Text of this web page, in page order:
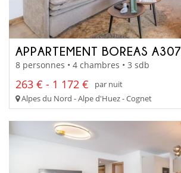
APPARTEMENT BOREAS A307
8 personnes • 4 chambres • 3 sdb
263 € - 1 172 €
par nuit
Alpes du Nord - Alpe d'Huez - Cognet